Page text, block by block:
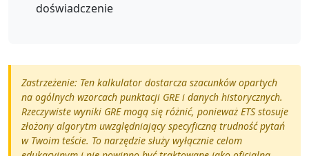
doświadczenie
Zastrzeżenie: Ten kalkulator dostarcza szacunków opartych
na ogólnych wzorcach punktacji GRE i danych historycznych.
Rzeczywiste wyniki GRE mogą się różnić, ponieważ ETS stosuje
złożony algorytm uwzględniający specyficzną trudność pytań
w Twoim teście. To narzędzie służy wyłącznie celom